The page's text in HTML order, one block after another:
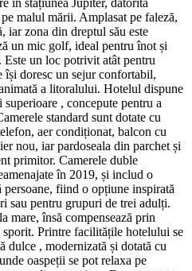
malul mării. Amplasat pe faleză,
iar zona din dreptul său este
un mic golf, ideal pentru înot și
un loc potrivit atât pentru
doresc un sejur confortabil,
a litoralului. Hotelul dispune
, concepute pentru a
standard sunt dotate cu
aer condiționat, balcon cu
nou, iar pardoseala din parchet și
primitor. Camerele duble
în 2019, și includ o
fiind o opțiune inspirată
sau pentru grupuri de trei adulți.
mare, însă compensează prin
sporit. Printre facilitățile hotelului se
dulce , modernizată și dotată cu
oaspeții se pot relaxa pe